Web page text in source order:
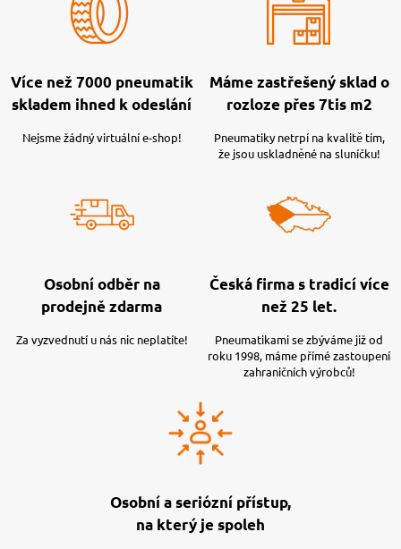
Více než 7000 pneumatik
skladem ihned k odeslání
Nejsme žádný virtuální e-shop!
Máme zastřešený sklad o
rozloze přes 7tis m2
Pneumatiky netrpí na kvalitě tím,
že jsou uskladněné na sluníčku!
Osobní odběr na
prodejně zdarma
Za vyzvednutí u nás nic neplatíte!
Česká firma s tradicí více
než 25 let.
Pneumatikami se zbýváme již od
roku 1998, máme přímé zastoupení
zahraničních výrobců!
Osobní a seriózní přístup,
na který je spoleh